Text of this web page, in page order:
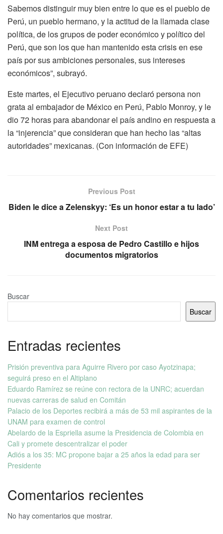
Sabemos distinguir muy bien entre lo que es el pueblo de
Perú, un pueblo hermano, y la actitud de la llamada clase
política, de los grupos de poder económico y político del
Perú, que son los que han mantenido esta crisis en ese
país por sus ambiciones personales, sus intereses
económicos”, subrayó.
Este martes, el Ejecutivo peruano declaró persona non
grata al embajador de México en Perú, Pablo Monroy, y le
dio 72 horas para abandonar el país andino en respuesta a
la “injerencia” que consideran que han hecho las “altas
autoridades” mexicanas. (Con información de EFE)
Previous Post
Biden le dice a Zelenskyy: ‘Es un honor estar a tu lado’
Next Post
INM entrega a esposa de Pedro Castillo e hijos
documentos migratorios
Buscar
Buscar
Entradas recientes
Prisión preventiva para Aguirre Rivero por caso Ayotzinapa;
seguirá preso en el Altiplano
Eduardo Ramírez se reúne con rectora de la UNRC; acuerdan
nuevas carreras de salud en Comitán
Palacio de los Deportes recibirá a más de 53 mil aspirantes de la
UNAM para examen de control
Abelardo de la Espriella asume la Presidencia de Colombia en
Cali y promete descentralizar el poder
Adiós a los 35: MC propone bajar a 25 años la edad para ser
Presidente
Comentarios recientes
No hay comentarios que mostrar.